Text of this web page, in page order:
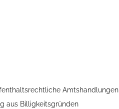
Amtshandlungen
aus Billigkeitsgründen